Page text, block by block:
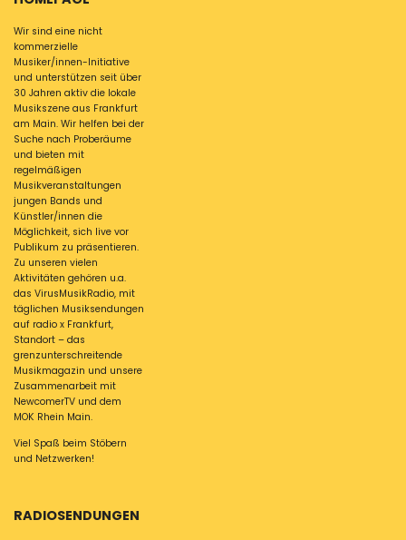
Wir sind eine nicht
kommerzielle
Musiker/innen-Initiative
und unterstützen seit über
30 Jahren aktiv die lokale
Musikszene aus Frankfurt
am Main. Wir helfen bei der
Suche nach Proberäume
und bieten mit
regelmäßigen
Musikveranstaltungen
jungen Bands und
Künstler/innen die
Möglichkeit, sich live vor
Publikum zu präsentieren.
Zu unseren vielen
Aktivitäten gehören u.a.
das VirusMusikRadio, mit
täglichen Musiksendungen
auf radio x Frankfurt,
Standort – das
grenzunterschreitende
Musikmagazin und unsere
Zusammenarbeit mit
NewcomerTV und dem
MOK Rhein Main.
Viel Spaß beim Stöbern
und Netzwerken!
RADIOSENDUNGEN